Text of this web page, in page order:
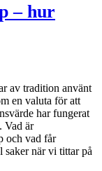
– hur
av tradition använt
en valuta för att
har fungerat
Vad är
och vad får
saker när vi tittar på